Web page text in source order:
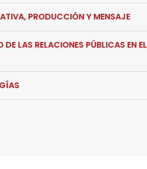
PRODUCCIÓN Y MENSAJE
LAS RELACIONES PÚBLICAS EN EL